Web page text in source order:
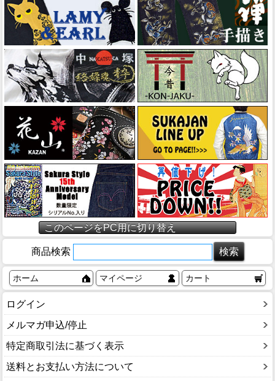
このページをPC用に切り替え
商品検索
ホーム マイページ カート
ログイン
メルマガ申込/停止
特定商取引法に基づく表示
送料とお支払い方法について